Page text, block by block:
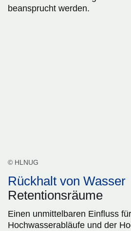
beansprucht werden.
© HLNUG
Rückhalt von Wasser
Retentionsräume
Einen unmittelbaren Einfluss
Hochwasserabläufe und der